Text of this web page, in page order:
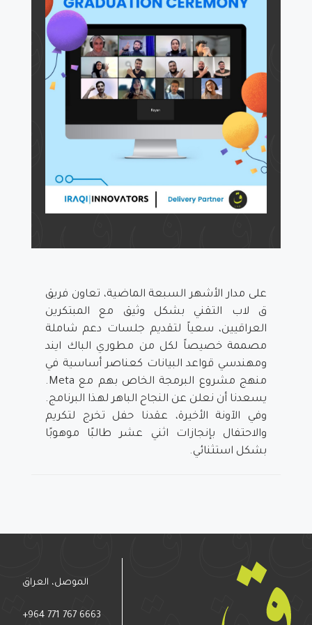
على مدار الأشهر السبعة الماضية، تعاون فريق
ق لاب التقني بشكل وثيق مع المبتكرين
العراقيين، سعياً لتقديم جلسات دعم شاملة
مصممة خصيصاً لكل من مطوري الباك ايند
ومهندسي قواعد البيانات كعناصر أساسية في
منهج مشروع البرمجة الخاص بهم مع
Meta.
يسعدنا أن نعلن عن النجاح الباهر لهذا البرنامج.
وفي الآونة الأخيرة، عقدنا حفل تخرج لتكريم
والاحتفال بإنجازات اثني عشر طالبًا موهوبًا
بشكل استثنائي.
الموصل، العراق
+964 771 767 6663